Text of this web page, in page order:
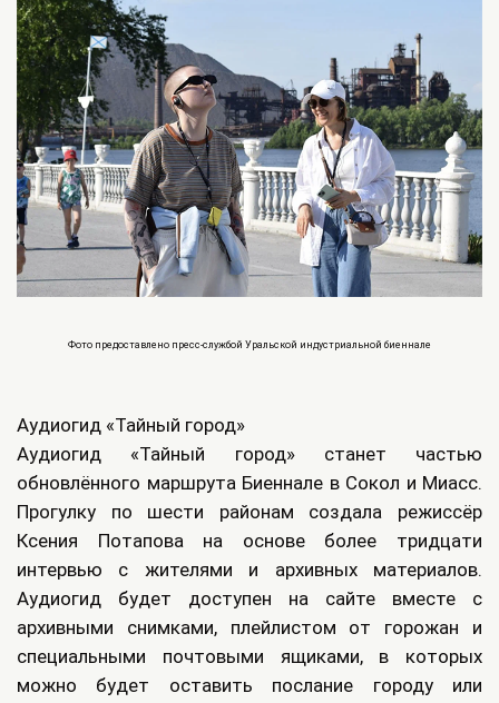
Фото предоставлено пресс-службой Уральской индустриальной биеннале
Аудиогид «Тайный город»
Аудиогид «Тайный город» станет частью
обновлённого маршрута Биеннале в Сокол и Миасс.
Прогулку по шести районам создала режиссёр
Ксения Потапова на основе более тридцати
интервью с жителями и архивных материалов.
Аудиогид будет доступен на сайте вместе с
архивными снимками, плейлистом от горожан и
специальными почтовыми ящиками, в которых
можно будет оставить послание городу или